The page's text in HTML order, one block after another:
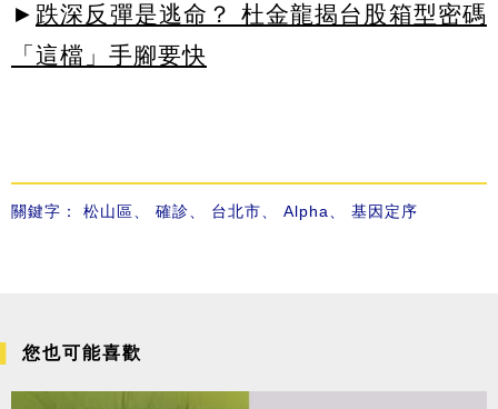
► 跌深反彈是逃命？ 杜金龍揭台股箱型密碼
「這檔」手腳要快
關鍵字： 松山區、 確診、 台北市、 Alpha、 基因定序
您也可能喜歡